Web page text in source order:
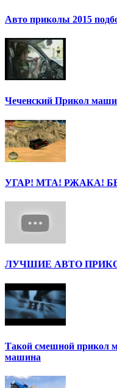
Авто приколы 2015
Чеченский Прикол
УГАР! МТА! РЖАКА!
ЛУЧШИЕ АВТО
Такой смешной прикол
машина